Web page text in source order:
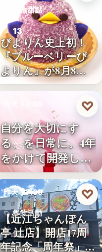
美食甜點
13
ぴよりん史上初！
『ブルーベリーぴ
よりん』が8月8日
「ブル…
保健食品
文字
自分を大切にす
る、を日常に。4年
をかけて開発した
女性のた…
♡
昨天 17:00
餐飲活動
17
【近江ちゃんぽん
亭 辻店】開店17周
年記念「周年祭」開
♡